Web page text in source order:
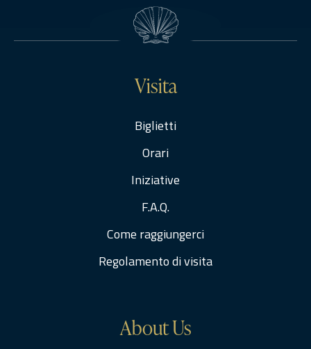
Visita
Biglietti
Orari
Iniziative
F.A.Q.
Come raggiungerci
Regolamento di visita
About Us